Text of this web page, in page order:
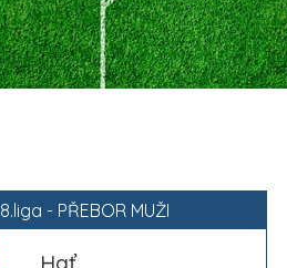
8.liga - PŘEBOR MUŽI
Hať